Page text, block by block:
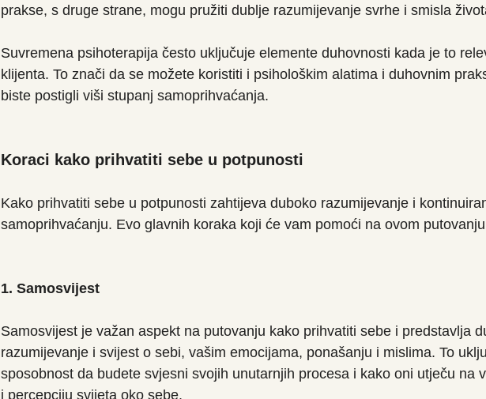
prakse, s druge strane, mogu pružiti dublje razumijevanje svrhe i smisla
Suvremena psihoterapija često uključuje elemente duhovnosti kada je to
klijenta. To znači da se možete koristiti i psihološkim alatima i duhovnim
biste postigli viši stupanj samoprihvaćanja.
Koraci kako prihvatiti sebe u potpunosti
Kako prihvatiti sebe u potpunosti zahtijeva duboko razumijevanje i
samoprihvaćanju. Evo glavnih koraka koji će vam pomoći na ovom
1. Samosvijest
Samosvijest je važan aspekt na putovanju kako prihvatiti sebe i predstavlja
razumijevanje i svijest o sebi, vašim emocijama, ponašanju i mislima. To
sposobnost da budete svjesni svojih unutarnjih procesa i kako oni utječu na
i percepciju svijeta oko sebe.